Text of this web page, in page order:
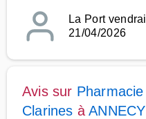
La Port
21/04/2026
Avis sur
Clarines à